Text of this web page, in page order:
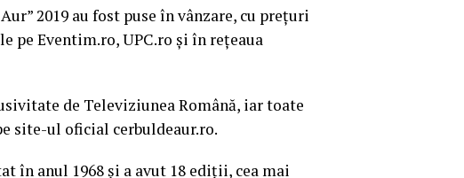
2019 au fost puse în vânzare, cu preţuri
pe Eventim.ro, UPC.ro şi în reţeaua
de Televiziunea Română, iar toate
site-ul oficial cerbuldeaur.ro.
în anul 1968 şi a avut 18 ediţii, cea mai